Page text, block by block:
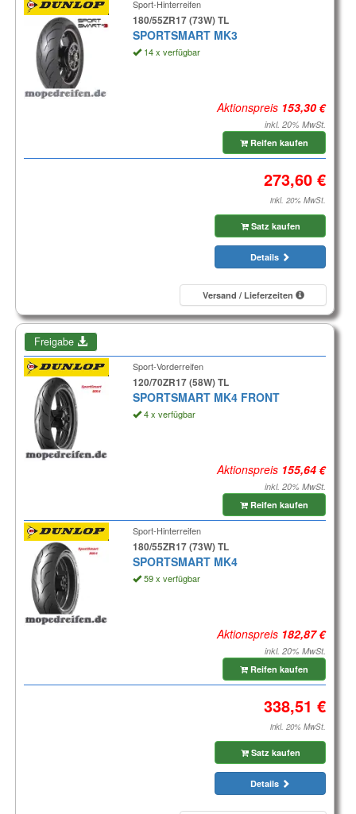
Sport-Hinterreifen
180/55ZR17 (73W) TL
SPORTSMART MK3
14 x verfügbar
Aktionspreis
inkl. 20% MwSt.
Reifen kaufen
inkl. 20% MwSt.
Satz kaufen
Details
Versand / Lieferzeiten
Freigabe
Sport-Vorderreifen
120/70ZR17 (58W) TL
SPORTSMART MK4 FRONT
4 x verfügbar
Aktionspreis
inkl. 20% MwSt.
Reifen kaufen
Sport-Hinterreifen
180/55ZR17 (73W) TL
SPORTSMART MK4
59 x verfügbar
Aktionspreis
inkl. 20% MwSt.
Reifen kaufen
inkl. 20% MwSt.
Satz kaufen
Details